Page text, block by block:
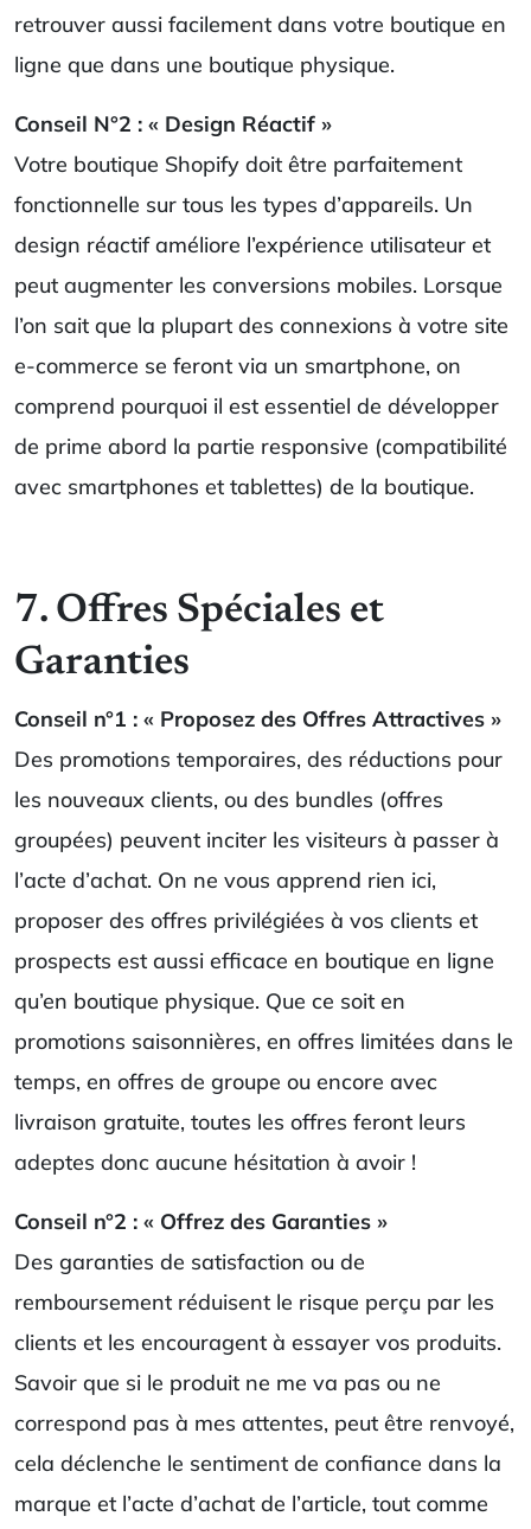
retrouver aussi facilement dans votre boutique en
ligne que dans une boutique physique.
Conseil N°2 : « Design Réactif »
Votre boutique Shopify doit être parfaitement
fonctionnelle sur tous les types d’appareils. Un
design réactif améliore l’expérience utilisateur et
peut augmenter les conversions mobiles. Lorsque
l’on sait que la plupart des connexions à votre site
e-commerce se feront via un smartphone, on
comprend pourquoi il est essentiel de développer
de prime abord la partie responsive (compatibilité
avec smartphones et tablettes) de la boutique.
7. Offres Spéciales et
Garanties
Conseil n°1 : « Proposez des Offres Attractives »
Des promotions temporaires, des réductions pour
les nouveaux clients, ou des bundles (offres
groupées) peuvent inciter les visiteurs à passer à
l’acte d’achat. On ne vous apprend rien ici,
proposer des offres privilégiées à vos clients et
prospects est aussi efficace en boutique en ligne
qu’en boutique physique. Que ce soit en
promotions saisonnières, en offres limitées dans le
temps, en offres de groupe ou encore avec
livraison gratuite, toutes les offres feront leurs
adeptes donc aucune hésitation à avoir !
Conseil n°2 : « Offrez des Garanties »
Des garanties de satisfaction ou de
remboursement réduisent le risque perçu par les
clients et les encouragent à essayer vos produits.
Savoir que si le produit ne me va pas ou ne
correspond pas à mes attentes, peut être renvoyé,
cela déclenche le sentiment de confiance dans la
marque et l’acte d’achat de l’article, tout comme